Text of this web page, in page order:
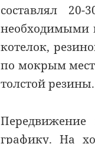
составлял
необходимыми
котелок,
по мокрым
толстой
графику. На